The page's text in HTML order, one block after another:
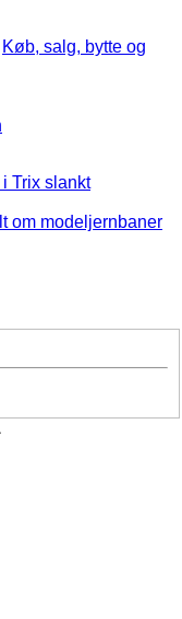
Køb, salg, bytte og
Trix slankt
om modeljernbaner